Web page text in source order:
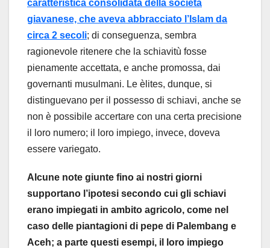
caratteristica consolidata della società
giavanese, che aveva abbracciato l’Islam da
circa 2 secoli; di conseguenza, sembra
ragionevole ritenere che la schiavitù fosse
pienamente accettata, e anche promossa, dai
governanti musulmani. Le èlites, dunque, si
distinguevano per il possesso di schiavi, anche se
non è possibile accertare con una certa precisione
il loro numero; il loro impiego, invece, doveva
essere variegato.
Alcune note giunte fino ai nostri giorni
supportano l’ipotesi secondo cui gli schiavi
erano impiegati in ambito agricolo, come nel
caso delle piantagioni di pepe di Palembang e
Aceh; a parte questi esempi, il loro impiego